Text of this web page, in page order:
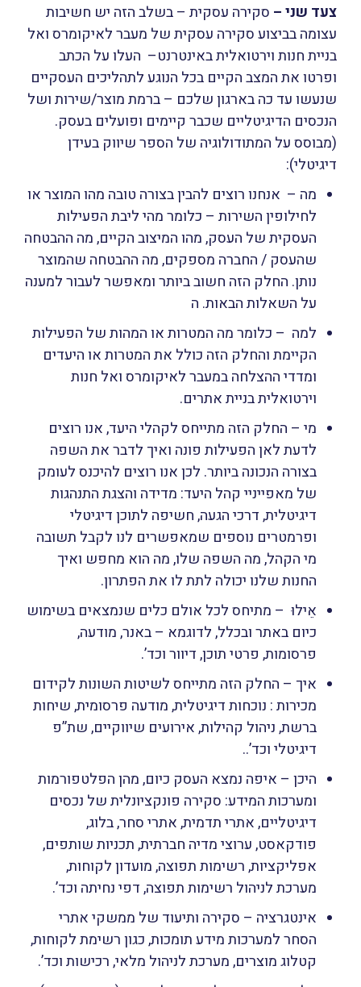
צעד שני – סקירה עסקית – בשלב הזה יש חשיבות
עצומה בביצוע סקירה עסקית של מעבר לאיקומרס ואל
בניית חנות וירטואלית באינטרנט– העלו על הכתב
ופרטו את המצב הקיים בכל הנוגע לתהליכים העסקיים
שנעשו עד כה בארגון שלכם – ברמת מוצר/שירות ושל
הנכסים הדיגיטליים שכבר קיימים ופועלים בעסק.
(מבוסס על המתודולוגיה של הספר שיווק בעידן
דיגיטלי):
מה – אנחנו רוצים להבין בצורה טובה מהו המוצר או
לחילופין השירות – כלומר מהי ליבת הפעילות
העסקית של העסק, מהו המיצוב הקיים, מה ההבטחה
שהעסק / החברה מספקים, מה ההבטחה שהמוצר
נותן. החלק הזה חשוב ביותר ומאפשר לעבור למענה
על השאלות הבאות. ה
למה – כלומר מה המטרות או המהות של הפעילות
הקיימת והחלק הזה כולל את המטרות או היעדים
ומדדי ההצלחה במעבר לאיקומרס ואל חנות
וירטואלית בניית אתרים.
מי – החלק הזה מתייחס לקהלי היעד, אנו רוצים
לדעת לאן הפעילות פונה ואיך לדבר את השפה
בצורה הנכונה ביותר. לכן אנו רוצים להיכנס לעומק
של מאפייניי קהל היעד: מדידה והצגת התנהגות
דיגיטלית, דרכי הגעה, חשיפה לתוכן דיגיטלי
ופרמטרים נוספים שמאפשרים לנו לקבל תשובה
מי הקהל, מה השפה שלו, מה הוא מחפש ואיך
החנות שלנו יכולה לתת לו את הפתרון.
אֵילוּ – מתיחס לכל אולם כלים שנמצאים בשימוש
כיום באתר ובכלל, לדוגמא – באנר, מודעה,
פרסומות, פרטי תוכן, דיוור וכד’.
איך – החלק הזה מתייחס לשיטות השונות לקידום
מכירות : נוכחות דיגיטלית, מודעה פרסומית, שיחות
ברשת, ניהול קהילות, אירועים שיווקיים, שת”פ
דיגיטלי וכד’..
היכן – איפה נמצא העסק כיום, מהן הפלטפורמות
ומערכות המידע: סקירה פונקציונלית של נכסים
דיגיטליים, אתרי תדמית, אתרי סחר, בלוג,
פודקאסט, ערוצי מדיה חברתית, תכניות שותפים,
אפליקציות, רשימות תפוצה, מועדון לקוחות,
מערכת לניהול רשימות תפוצה, דפי נחיתה וכד’.
אינטגרציה – סקירה ותיעוד של ממשקי אתרי
הסחר למערכות מידע תומכות, כגון רשימת לקוחות,
קטלוג מוצרים, מערכת לניהול מלאי, רכישות וכד’.